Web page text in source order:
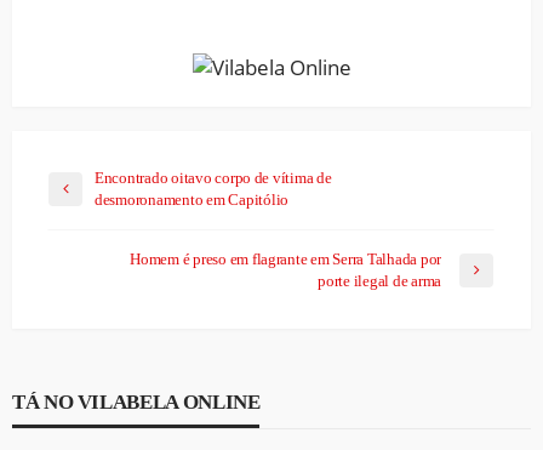
Encontrado oitavo corpo de vítima de
desmoronamento em Capitólio
Homem é preso em flagrante em Serra Talhada por
porte ilegal de arma
TÁ NO VILABELA ONLINE